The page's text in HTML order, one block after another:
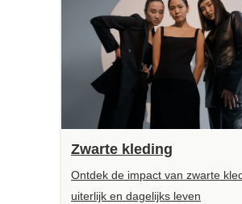
Zwarte kleding
Ontdek de impact van zwarte
uiterlijk en dagelijks leven